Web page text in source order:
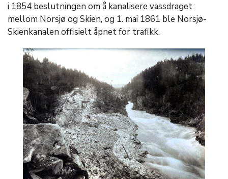
i 1854 beslutningen om å kanalisere vassdraget
mellom Norsjø og Skien, og 1. mai 1861 ble Norsjø-
Skienkanalen offisielt åpnet for trafikk.